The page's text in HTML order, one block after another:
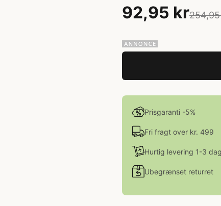
92,95 kr
Prisgaranti -5%
Fri fragt over kr. 499
Hurtig levering 1-3
Ubegrænset returret